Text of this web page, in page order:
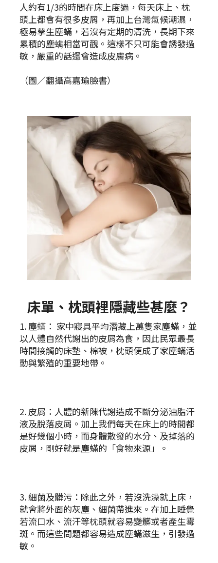
人約有1/3的時間在床上度過，每天床上、枕
頭上都會有很多皮屑，再加上台灣氣候潮濕，
極易孳生塵蟎，若沒有定期的清洗，長期下來
累積的塵螨相當可觀。這樣不只可能會誘發過
敏，嚴重的話還會造成皮膚病。
（圖／翻攝高嘉瑜臉書）
床單、枕頭裡隱藏些甚麼？
1. 塵蟎： 家中寢具平均潛藏上萬隻家塵蟎，並
以人體自然代謝出的皮屑為食，因此民眾最長
時間接觸的床墊、棉被，枕頭便成了家塵蟎活
動與繁殖的重要地帶。
2. 皮屑：人體的新陳代謝造成不斷分泌油脂汗
液及脫落皮屑。加上我們每天在床上的時間都
是好幾個小時，而身體散發的水分、及掉落的
皮屑，剛好就是塵蟎的「食物來源」。
3. 細菌及髒污：除此之外，若沒洗澡就上床，
就會將外面的灰塵、細菌帶進來。在加上睡覺
若流口水、流汗等枕頭就容易變髒或者產生霉
斑。而這些問題都容易造成塵蟎滋生，引發過
敏。